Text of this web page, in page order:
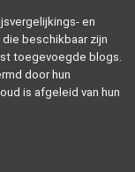
en
beschikbaar zijn
toegevoegde blogs.
door hun
is afgeleid van hun